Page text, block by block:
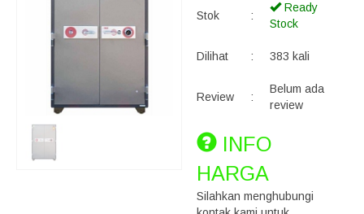
Stok :
Ready
Stock
Dilihat : 383 kali
Review :
Belum ada
review
INFO
HARGA
Silahkan menghubungi